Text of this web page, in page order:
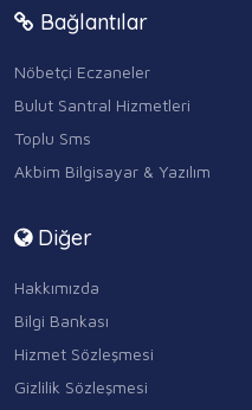
Bağlantılar
Nöbetçi Eczaneler
Bulut Santral Hizmetleri
Toplu Sms
Akbim Bilgisayar & Yazılım
Diğer
Hakkımızda
Bilgi Bankası
Hizmet Sözleşmesi
Gizlilik Sözleşmesi